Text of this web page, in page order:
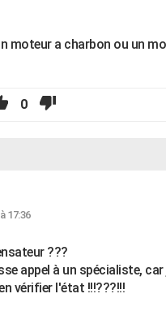
moteur a charbon ou un
0
17:36
???
appel à un spécialiste,
vérifier l'état !!!???!!!